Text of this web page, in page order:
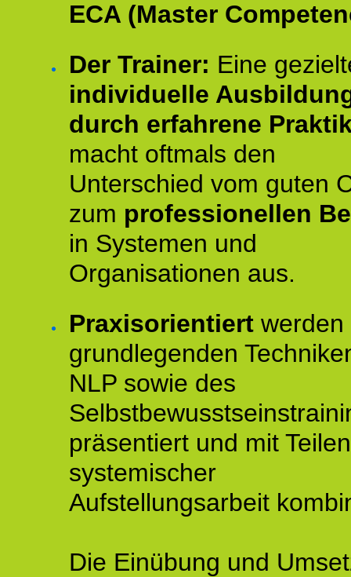
ECA (Master
Der Trainer: Eine
individuelle
durch erfahrene
macht oftmals den
Unterschied vom guten
zum professionellen
in Systemen und
Organisationen aus.
Praxisorientiert werden
grundlegenden
NLP sowie des
präsentiert und mit Teilen
systemischer
Aufstellungsarbeit
Die Einübung und